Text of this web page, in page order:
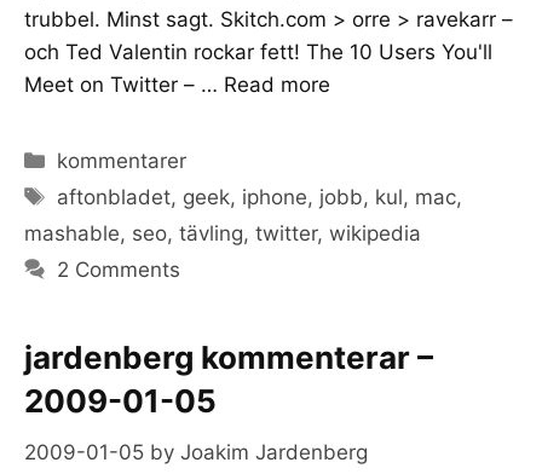
trubbel. Minst sagt. Skitch.com > orre > ravekarr –
och Ted Valentin rockar fett! The 10 Users You'll
Meet on Twitter – … Read more
Categories
kommentarer
Tags
aftonbladet, geek, iphone, jobb, kul, mac,
mashable, seo, tävling, twitter, wikipedia
2 Comments
jardenberg kommenterar –
2009-01-05
2009-01-05 by Joakim Jardenberg